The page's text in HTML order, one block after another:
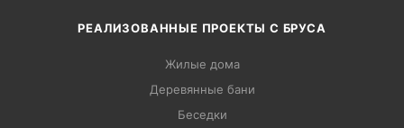
РЕАЛИЗОВАННЫЕ ПРОЕКТЫ С БРУСА
Жилые дома
Деревянные бани
Беседки